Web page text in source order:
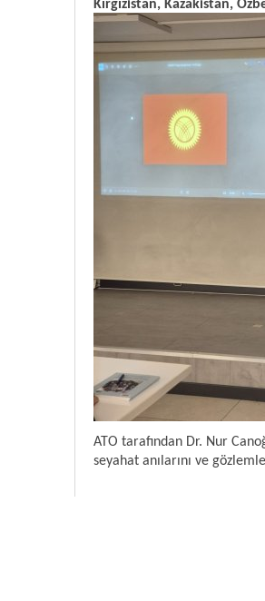
Kırgızistan, Kazakistan,
ATO tarafından Dr. Nur
seyahat anılarını ve